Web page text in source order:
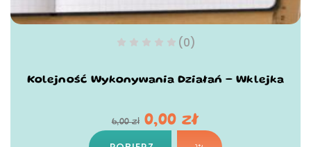
(0)
Kolejność Wykonywania Działań – Wklejka
6,00zł 0,00zł